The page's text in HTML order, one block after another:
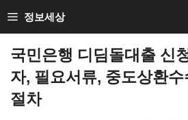
Skip
to
content
정보세상
국민은행 디딤돌대출 신
자, 필요서류, 중도상환
절차